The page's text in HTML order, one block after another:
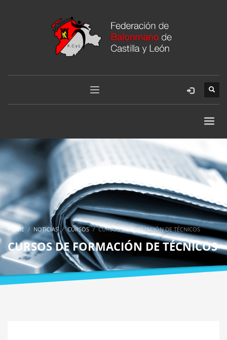
HOME NOTICIAS CURSOS CURSOS DE FORMACIÓN DE TÉCNICOS
CURSOS DE FORMACIÓN DE TÉCNICOS